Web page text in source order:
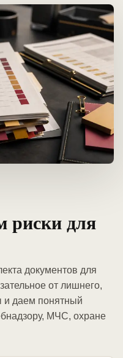
риски для
документов для
от лишнего,
и даем понятный
МЧС, охране